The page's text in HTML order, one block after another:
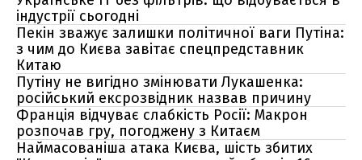
індустрії сьогодні
Пекін зважує залишки політичної ваги Путіна:
з чим до Києва завітає спецпредставник
Китаю
Путіну не вигідно змінювати Лукашенка:
російський ексрозвідник назвав причину
Франція відчуває слабкість Росії: Макрон
розпочав гру, погоджену з Китаєм
Наймасованіша атака Києва, шість збитих